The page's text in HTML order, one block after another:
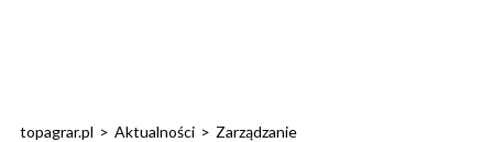
topagrar.pl > Aktualności > Zarządzanie